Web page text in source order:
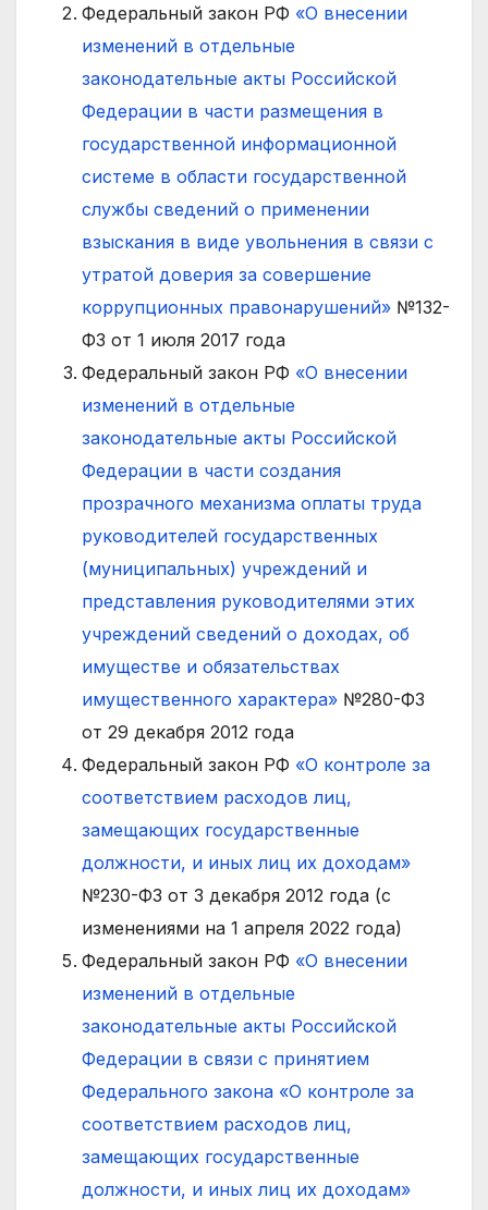
Федеральный закон РФ «О внесении
изменений в отдельные
законодательные акты Российской
Федерации в части размещения в
государственной информационной
системе в области государственной
службы сведений о применении
взыскания в виде увольнения в связи с
утратой доверия за совершение
коррупционных правонарушений» №132-
ФЗ от 1 июля 2017 года
Федеральный закон РФ «О внесении
изменений в отдельные
законодательные акты Российской
Федерации в части создания
прозрачного механизма оплаты труда
руководителей государственных
(муниципальных) учреждений и
представления руководителями этих
учреждений сведений о доходах, об
имуществе и обязательствах
имущественного характера» №280-ФЗ
от 29 декабря 2012 года
Федеральный закон РФ «О контроле за
соответствием расходов лиц,
замещающих государственные
должности, и иных лиц их доходам»
№230-ФЗ от 3 декабря 2012 года (с
изменениями на 1 апреля 2022 года)
Федеральный закон РФ «О внесении
изменений в отдельные
законодательные акты Российской
Федерации в связи с принятием
Федерального закона «О контроле за
соответствием расходов лиц,
замещающих государственные
должности, и иных лиц их доходам»